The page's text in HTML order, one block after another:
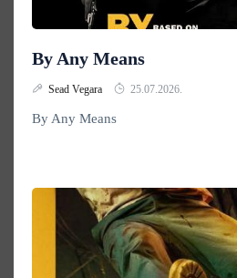
By Any Means
Sead Vegara 25.07.2026.
By Any Means